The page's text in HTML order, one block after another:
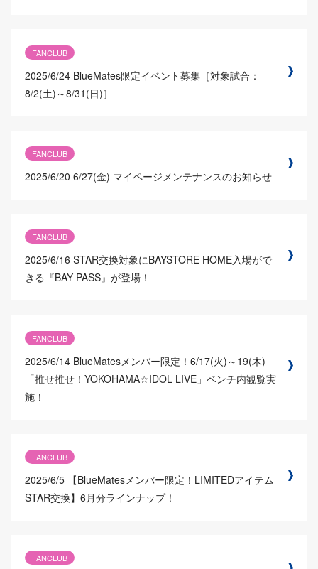
FANCLUB
2025/6/24 BlueMates限定イベント募集［対象試合：
8/2(土)～8/31(日)］
FANCLUB
2025/6/20 6/27(金) マイページメンテナンスのお知らせ
FANCLUB
2025/6/16 STAR交換対象にBAYSTORE HOME入場がで
きる『BAY PASS』が登場！
FANCLUB
2025/6/14 BlueMatesメンバー限定！6/17(火)～19(木)
「推せ推せ！YOKOHAMA☆IDOL LIVE」ベンチ内観覧実
施！
FANCLUB
2025/6/5 【BlueMatesメンバー限定！LIMITEDアイテム
STAR交換】6月分ラインナップ！
FANCLUB